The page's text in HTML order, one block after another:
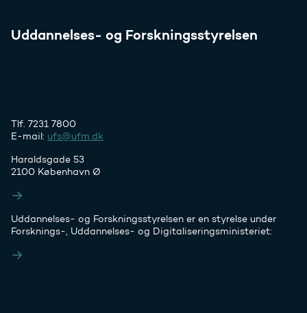
Uddannelses- og Forskningsstyrelsen
Tlf. 7231 7800
E-mail: ufs@ufm.dk
Haraldsgade 53
2100 København Ø
Uddannelses- og Forskningsstyrelsen er en styrelse under
Forsknings-, Uddannelses- og Digitaliseringsministeriet: